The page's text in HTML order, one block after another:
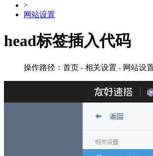
>
网站设置
head标签插入代码
操作路径：首页 - 相关设置 - 网站设